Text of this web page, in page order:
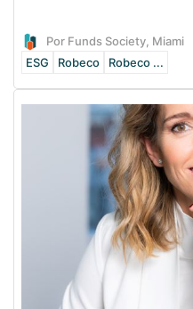
Por Funds Society, Miami
ESG
Robeco Robeco ...